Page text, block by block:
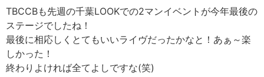
TBCCBも先週の千葉LOOKでの2マンイベントが今年最後の
ステージでしたね！
最後に相応しくとてもいいライヴだったかなと！あぁ～楽
しかった！
終わりよければ全てよしですな(笑)